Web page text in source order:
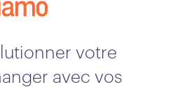
votre
avec vos